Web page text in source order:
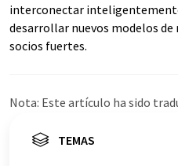
interconectar
desarrollar nuevos modelos
socios fuertes.
Nota: Este artículo ha sido
ofrece estas traducciones
TEMAS